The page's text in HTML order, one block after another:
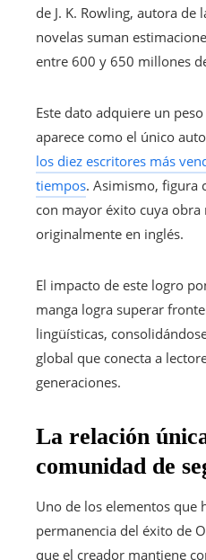
de J. K. Rowling, autora de
novelas suman
entre 600 y 650 millones
Este dato adquiere un
aparece como el único
los diez escritores más
tiempos. Asimismo, figura
con mayor éxito cuya obra
originalmente en inglés.
El impacto de este logro
manga logra superar
lingüísticas,
global que conecta a
generaciones.
La relación
comunidad de
Uno de los elementos que
permanencia del éxito de
que el creador mantiene